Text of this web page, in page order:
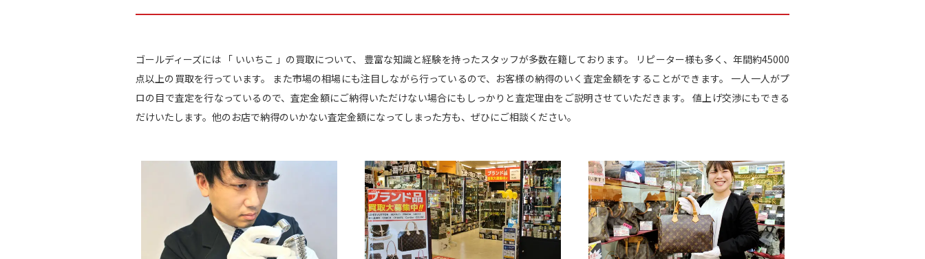
ゴールディーズには 「 いいちこ 」の買取について、 豊富な知識と経験を持ったスタッフが多数在籍しております。 リピーター様も多く、年間約45000
点以上の買取を行っています。 また市場の相場にも注目しながら行っているので、お客様の納得のいく査定金額をすることができます。 一人一人がプ
ロの目で査定を行なっているので、査定金額にご納得いただけない場合にもしっかりと査定理由をご説明させていただきます。 値上げ交渉にもできる
だけいたします。他のお店で納得のいかない査定金額になってしまった方も、ぜひにご相談ください。